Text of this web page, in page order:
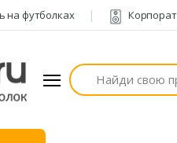
на футболках
Поиск